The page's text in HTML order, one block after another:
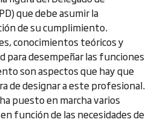
que debe asumir la
de su cumplimiento.
conocimientos teóricos y
para desempeñar las funciones
son aspectos que hay que
de designar a este profesional.
puesto en marcha varios
función de las necesidades de